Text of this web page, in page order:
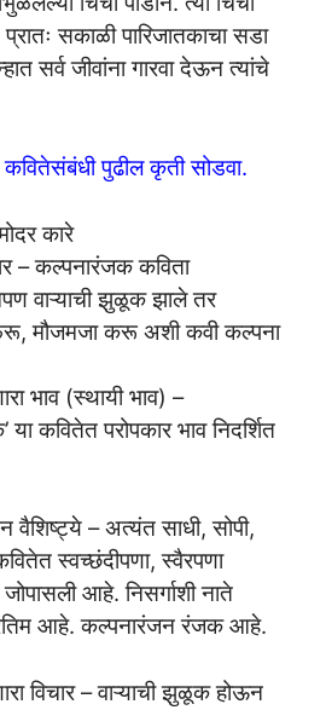
सकाळी पारिजातकाचा सडा
सर्व जीवांना गारवा देऊन त्यांचे
कवितेसंबंधी पुढील कृती सोडवा.
कारे
– कल्पनारंजक कविता
वाऱ्याची झुळूक झाले तर
मौजमजा करू अशी कवी कल्पना
भाव (स्थायी भाव) –
या कवितेत परोपकार भाव निदर्शित
– अत्यंत साधी, सोपी,
स्वच्छंदीपणा, स्वैरपणा
जोपासली आहे. निसर्गाशी नाते
आहे. कल्पनारंजन रंजक आहे.
विचार – वाऱ्याची झुळूक होऊन